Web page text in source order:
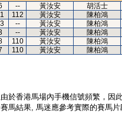
-- 黃汝安 胡活士
112 黃汝安 陳柏鴻
-- 黃汝安 陳柏鴻
-- 黃汝安 陳柏鴻
110 黃汝安 陳柏鴻
110 黃汝安 陳柏鴻
於香港馬場內手機信號頻繁，
馬結果, 馬迷應參考實際的賽馬片